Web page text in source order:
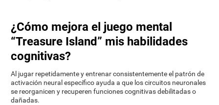
¿Cómo mejora el juego mental
“Treasure Island” mis habilidades
cognitivas?
Al jugar repetidamente y entrenar consistentemente el patrón de
activación neural específico ayuda a que los circuitos neuronales
se reorganicen y recuperen funciones cognitivas debilitadas o
dañadas.